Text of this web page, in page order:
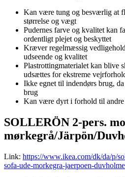
Kan være tung og besværlig at
størrelse og vægt
Pudernes farve og kvalitet kan
ordentligt plejet og beskyttet
Kræver regelmæssig
udseende og kvalitet
Plastrottingmaterialet kan blive
udsættes for ekstreme
Ikke egnet til indendørs brug,
brug
Kan være dyrt i forhold til andre
SOLLERÖN 2-pers.
mørkegrå/Järpön/
Link: https://www.ikea.com/dk/da/p/
sofa-ude-morkegra-jaerpoen-